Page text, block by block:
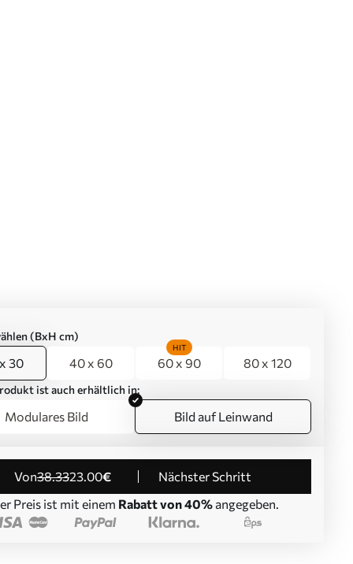
(BxH cm)
30 40 x 60 60 x 90
HIT
80 x 120
ist auch erhältlich in:
Modulares Bild Bild auf Leinwand
von38.3323.00€
Nächster Schritt
Preis ist mit einem Rabatt von 40% angegeben.